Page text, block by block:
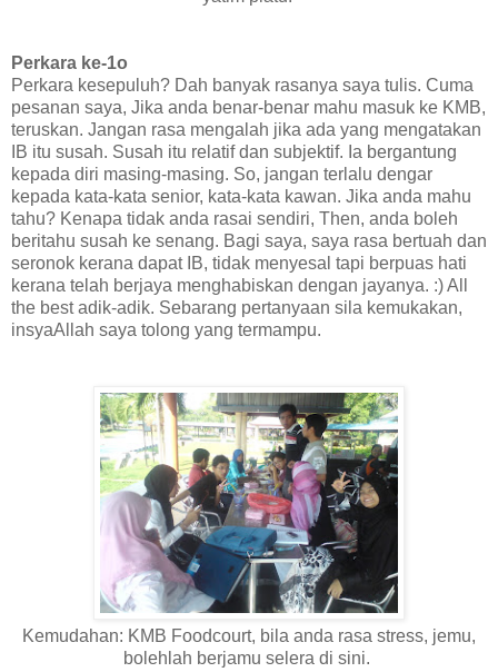
Perkara ke-1o
Perkara kesepuluh? Dah banyak rasanya saya tulis. Cuma
pesanan saya, Jika anda benar-benar mahu masuk ke KMB,
teruskan. Jangan rasa mengalah jika ada yang mengatakan
IB itu susah. Susah itu relatif dan subjektif. Ia bergantung
kepada diri masing-masing. So, jangan terlalu dengar
kepada kata-kata senior, kata-kata kawan. Jika anda mahu
tahu? Kenapa tidak anda rasai sendiri, Then, anda boleh
beritahu susah ke senang. Bagi saya, saya rasa bertuah dan
seronok kerana dapat IB, tidak menyesal tapi berpuas hati
kerana telah berjaya menghabiskan dengan jayanya. :) All
the best adik-adik. Sebarang pertanyaan sila kemukakan,
insyaAllah saya tolong yang termampu.
Kemudahan: KMB Foodcourt, bila anda rasa stress, jemu,
bolehlah berjamu selera di sini.